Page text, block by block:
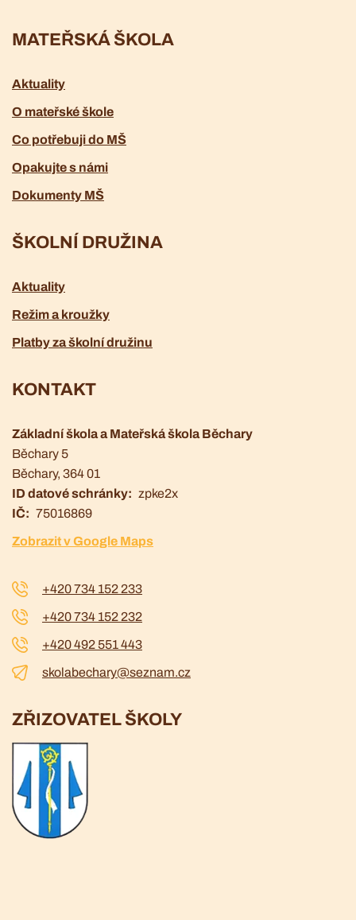
MATEŘSKÁ ŠKOLA
Aktuality
O mateřské škole
Co potřebuji do MŠ
Opakujte s námi
Dokumenty MŠ
ŠKOLNÍ DRUŽINA
Aktuality
Režim a kroužky
Platby za školní družinu
KONTAKT
Základní škola a Mateřská škola Běchary
Běchary 5
Běchary, 364 01
ID datové schránky
zpke2x
IČ
75016869
Zobrazit v Google Maps
+420 734 152 233
+420 734 152 232
+420 492 551 443
skolabechary@seznam.cz
ZŘIZOVATEL ŠKOLY